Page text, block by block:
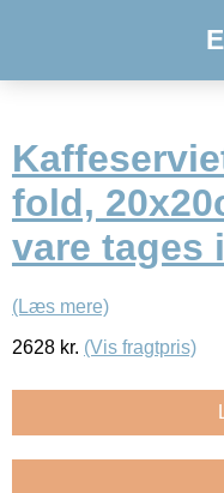
fold,
vare tages
(Læs mere)
2628 kr. (Vis fragtpris)